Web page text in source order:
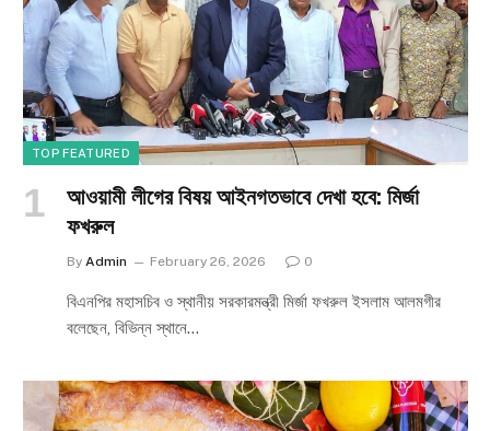
TOP FEATURED
আওয়ামী লীগের বিষয় আইনগতভাবে দেখা হবে: মির্জা
ফখরুল
By Admin February 26, 2026 0
বিএনপির মহাসচিব ও স্থানীয় সরকারমন্ত্রী মির্জা ফখরুল ইসলাম আলমগীর
বলেছেন, বিভিন্ন স্থানে…